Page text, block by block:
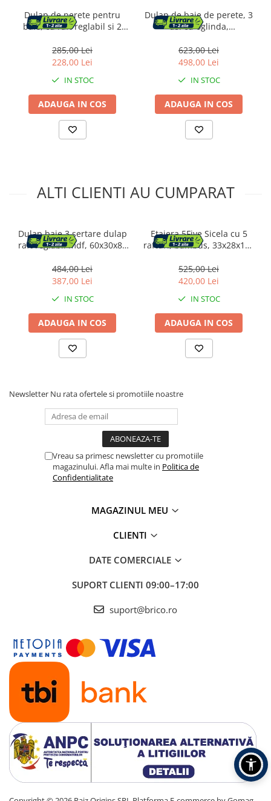
Dulap de perete pentru
baie, cu raft reglabil si 2
285,00 Lei
228,00 Lei
IN STOC
ADAUGA IN COS
Dulap de baie de perete, 3
usi cu oglinda,
15x70x70cm, alb
623,00 Lei
498,00 Lei
IN STOC
ADAUGA IN COS
ALTI CLIENTI AU CUMPARAT
Dulap baie 3 sertare dulap
raft reglabil mdf, 60x30x80
alb
484,00 Lei
387,00 Lei
IN STOC
ADAUGA IN COS
Etajera 5Five Sicela cu 5
rafturi, bambus, 33x28x168
525,00 Lei
420,00 Lei
IN STOC
ADAUGA IN COS
Newsletter Nu rata ofertele si promotiile noastre
Vreau sa primesc newsletter cu promotiile
magazinului. Afla mai multe in Politica de
Confidentialitate
MAGAZINUL MEU
CLIENTI
DATE COMERCIALE
SUPORT CLIENTI 09:00–17:00
suport@brico.ro